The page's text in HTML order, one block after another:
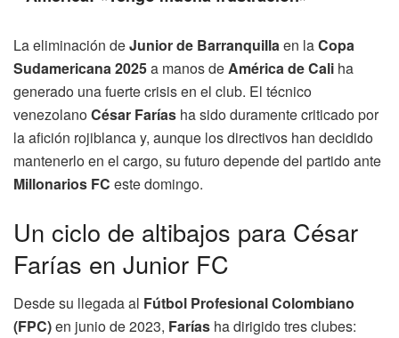
La eliminación deJunior de Barranquillaen laCopa
Sudamericana 2025a manos deAmérica de Cali ha
generado una fuerte crisis en el club. El técnico
venezolanoCésar Farías ha sido duramente criticado por
la afición rojiblanca y, aunque los directivos han decidido
mantenerlo en el cargo, su futuro depende del partido ante
Millonarios FC este domingo.
Un ciclo de altibajos para César
Farías en Junior FC
Desde su llegada al Fútbol Profesional Colombiano
(FPC)en junio de 2023, Farías ha dirigido tres clubes: